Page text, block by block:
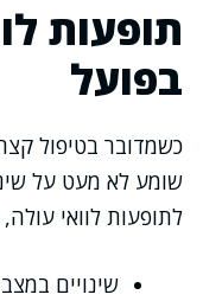
תופעות
בפועל
כשמדובר בטיפול
שומע לא מעט על
לתופעות לוואי
שינויים